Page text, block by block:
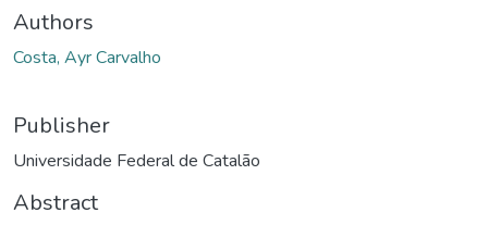
Authors
Costa, Ayr Carvalho
Publisher
Universidade Federal de Catalão
Abstract